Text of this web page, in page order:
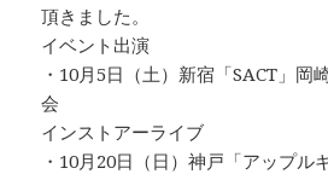
頂きました。
イベント出演
・10月5日（土）新宿「SACT」岡
会
インストアーライブ
・10月20日（日）神戸「アップル